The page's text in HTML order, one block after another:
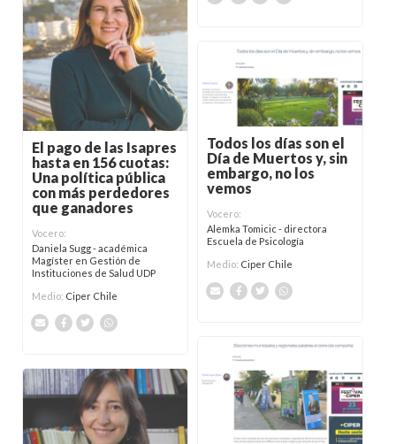
El pago de las Isapres
hasta en 156 cuotas:
Una política pública
con más perdedores
que ganadores
Vocero:
Daniela Sugg - académica
Magíster en Gestión de
Instituciones de Salud UDP
Medio: Ciper Chile
Todos los días son el
Día de Muertos y, sin
embargo, no los
vemos
Vocero:
Alemka Tomicic - directora
Escuela de Psicología
Medio: Ciper Chile